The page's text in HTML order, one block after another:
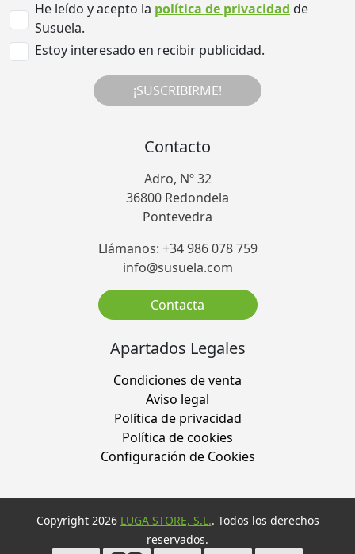
He leído y acepto la política de privacidad de
Susuela.
Estoy interesado en recibir publicidad.
¡SUSCRIBIRME!
Contacto
Adro, Nº 32
36800 Redondela
Pontevedra
Llámanos: +34 986 078 759
info@susuela.com
Contacta
Apartados Legales
Condiciones de venta
Aviso legal
Política de privacidad
Política de cookies
Configuración de Cookies
Copyright 2026 LUGA STORE, S.L.. Todos los derechos
reservados.